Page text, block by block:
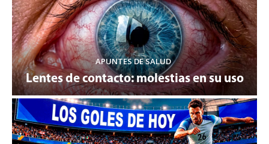
APUNTES DE SALUD
Lentes de contacto: molestias en su uso